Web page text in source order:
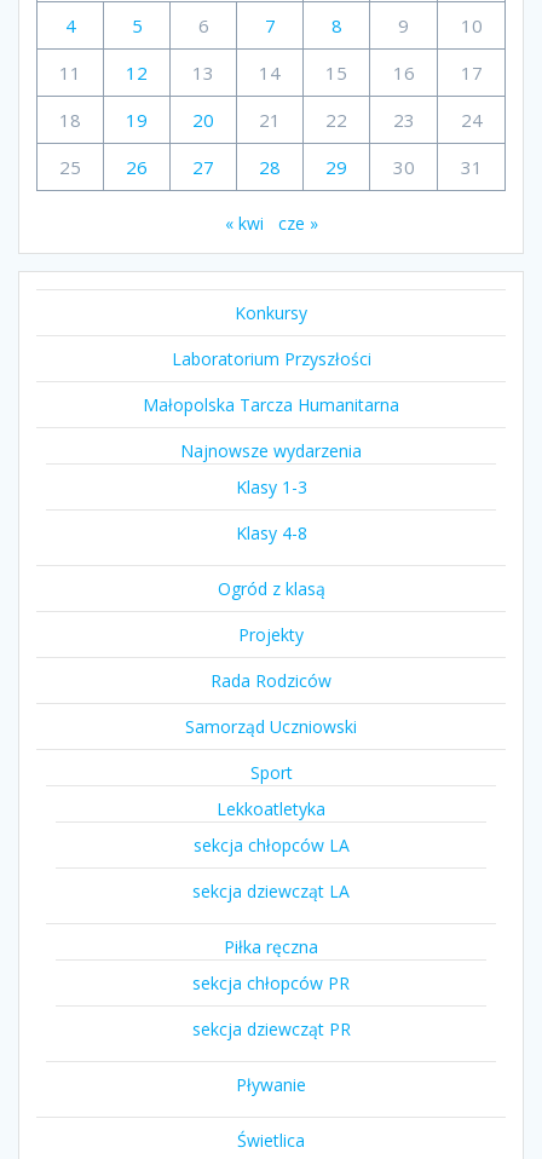
4
5 6 7 8 9
10
11
12 13 14 15 16
17
18
19 20 21 22 23
24
25
26 27 28 29 30 31
« kwi cze »
Konkursy
Laboratorium Przyszłości
Małopolska Tarcza Humanitarna
Najnowsze wydarzenia
Klasy 1-3
Klasy 4-8
Ogród z klasą
Projekty
Rada Rodziców
Samorząd Uczniowski
Sport
Lekkoatletyka
sekcja chłopców LA
sekcja dziewcząt LA
Piłka ręczna
sekcja chłopców PR
sekcja dziewcząt PR
Pływanie
Świetlica